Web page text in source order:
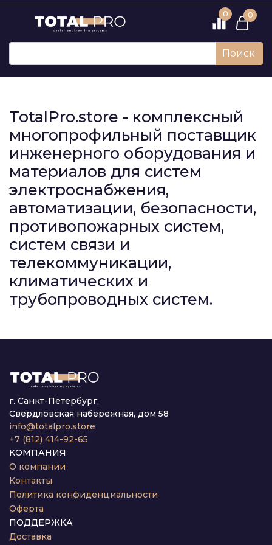
0 0
Поиск
TotalPro.store - комплексный
многопрофильный поставщик
инженерного оборудования и
материалов для систем
электроснабжения,
автоматизации, безопасности,
противопожарных систем,
систем связи и
телекоммуникации,
климатических и
трубопроводных систем.
г. Санкт-Петербург,
Свердловская набережная, дом 58
info@totalpro.store
+7 (812) 414-92-65
КОМПАНИЯ
О компании
Контакты
Политика конфиденциальности
Оферта
ПОДДЕРЖКА
Доставка